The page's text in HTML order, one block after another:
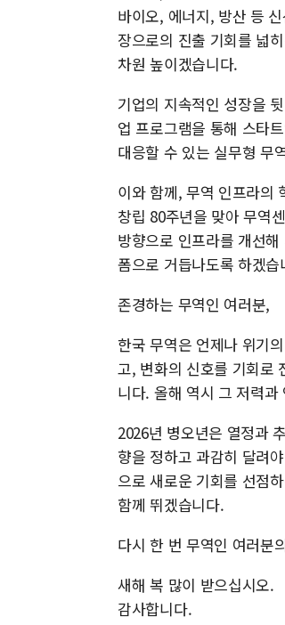
바이오, 에너지, 방산 등
장으로의 진출 기회를 넓
차원 높이겠습니다.
기업의 지속적인 성장을
업 프로그램을 통해 스타
대응할 수 있는 실무형 무
이와 함께, 무역 인프라의
창립 80주년을 맞아 무역
방향으로 인프라를 개선
폼으로 거듭나도록 하겠습
존경하는 무역인 여러분,
한국 무역은 언제나 위기
고, 변화의 신호를 기회로
니다. 올해 역시 그 저력
2026년 병오년은 열정과
향을 정하고 과감히 달려
으로 새로운 기회를 선점
함께 뛰겠습니다.
다시 한 번 무역인 여러분
새해 복 많이 받으십시오.
감사합니다.